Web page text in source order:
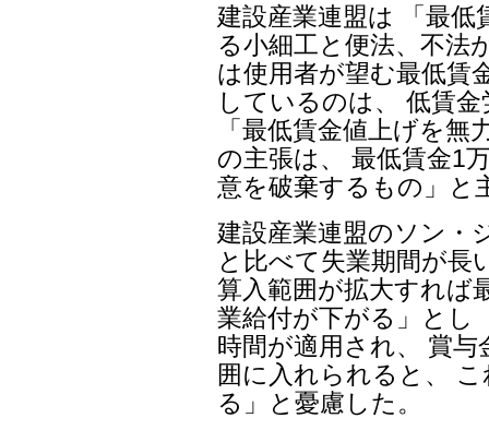
建設産業連盟は 「最
る小細工と便法、不法
は使用者が望む最低賃
しているのは、 低賃
「最低賃金値上げを
の主張は、 最低賃金1
意を破棄するもの」と
建設産業連盟のソン・
と比べて失業期間が長
算入範囲が拡大すれば
業給付が下がる」とし
時間が適用され、 賞
囲に入れられると、
る」と憂慮した。